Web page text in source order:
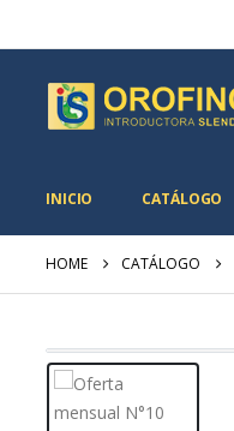
INICIO CATÁLOGO
HOME CATÁLOGO